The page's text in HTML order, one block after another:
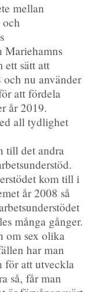
mellan
och
Mariehamns
ett sätt att
nu använder
att fördela
år 2019.
all tydlighet
till det andra
kom till i
år 2008 så
många gånger.
om sex olika
har man
för att utveckla
så, får man